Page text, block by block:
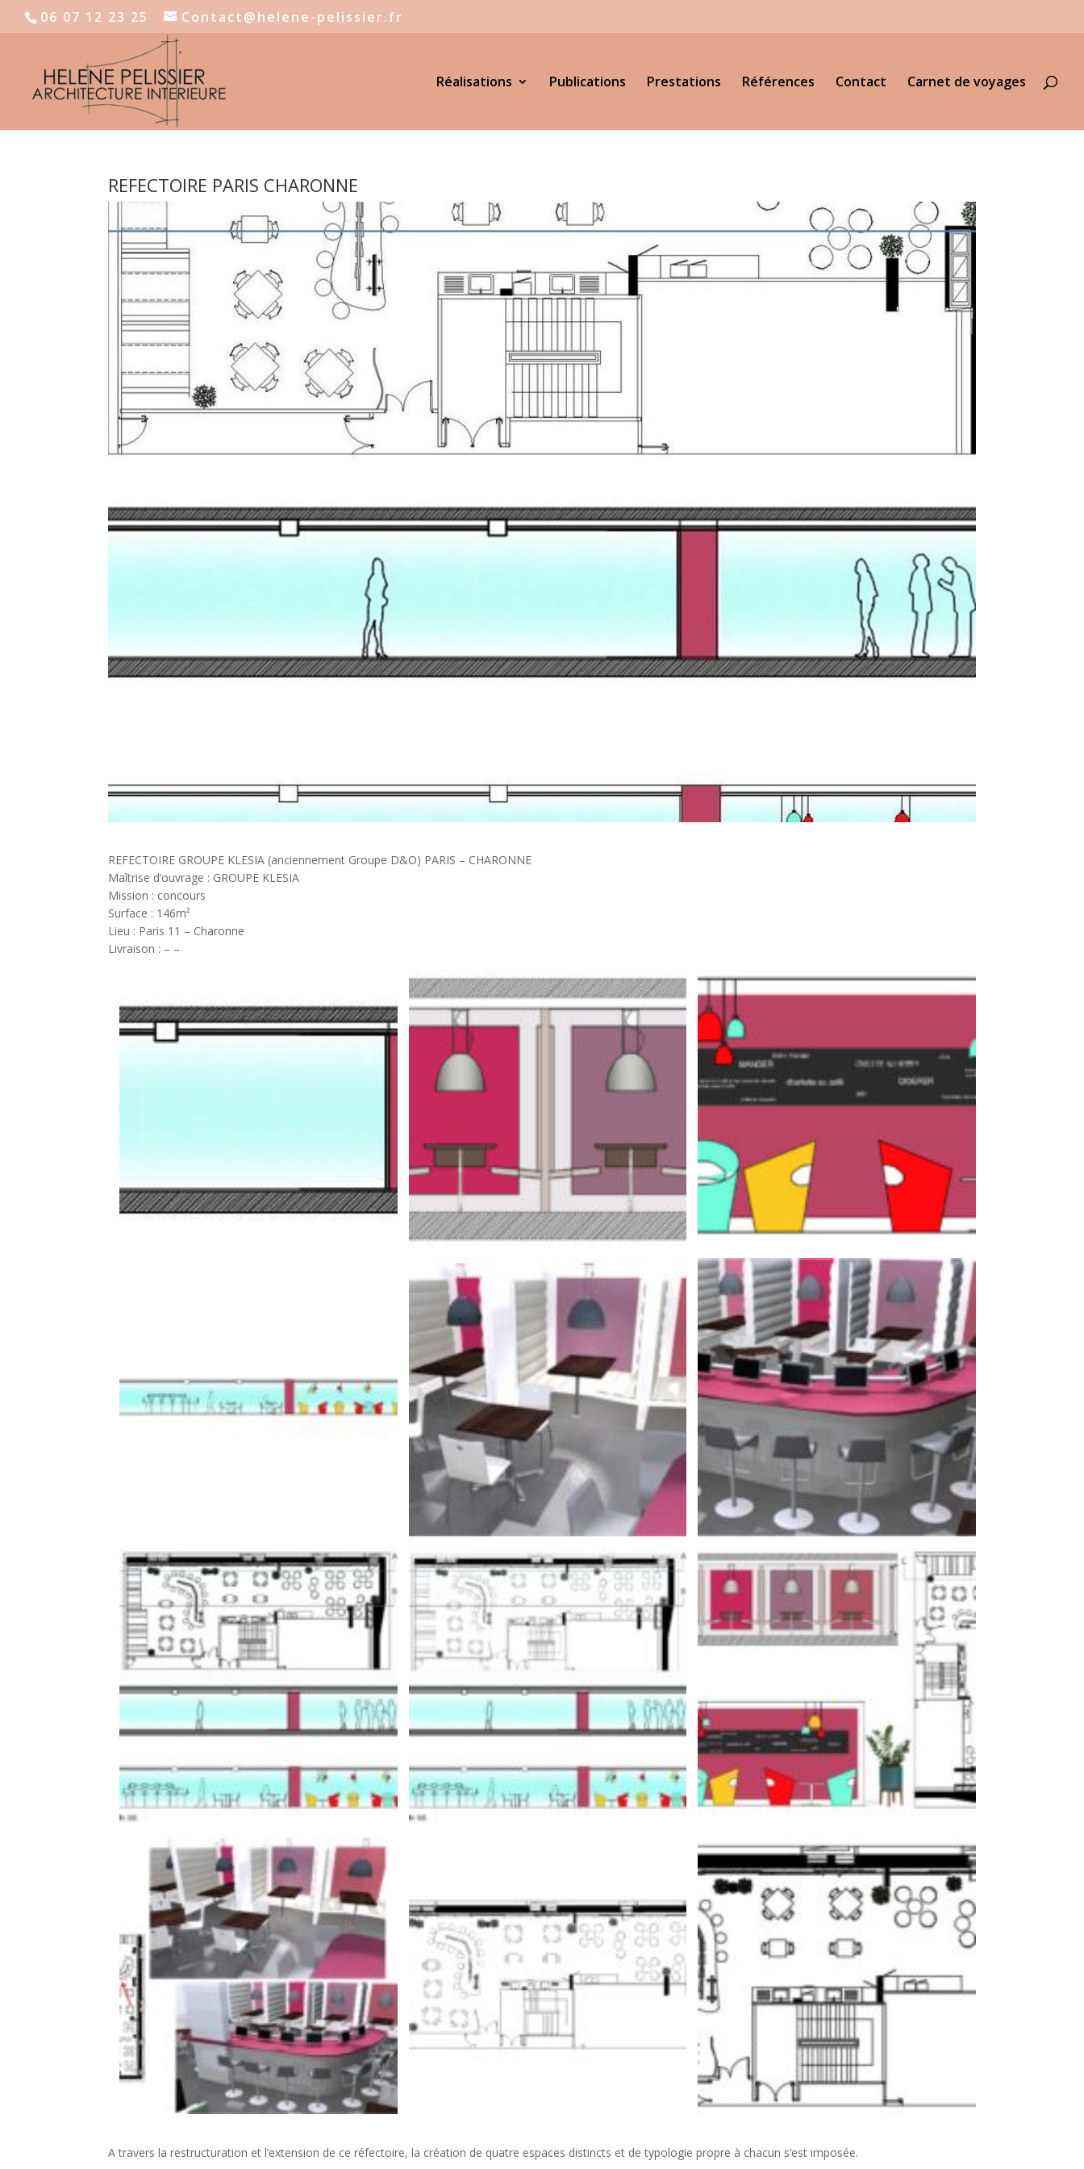
06 07 12 23 25 Contact@helene-pelissier.fr
Réalisations Publications Prestations Références Contact Carnet de voyages
REFECTOIRE PARIS CHARONNE
REFECTOIRE GROUPE KLESIA (anciennement Groupe D&O) PARIS – CHARONNE
Maîtrise d’ouvrage : GROUPE KLESIA
Mission : concours
Surface : 146m²
Lieu : Paris 11 – Charonne
Livraison : – –
A travers la restructuration et l’extension de ce réfectoire, la création de quatre espaces distincts et de typologie propre à chacun s’est imposée.